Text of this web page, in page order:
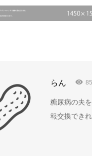
らん
糖尿病の夫
報交換でき